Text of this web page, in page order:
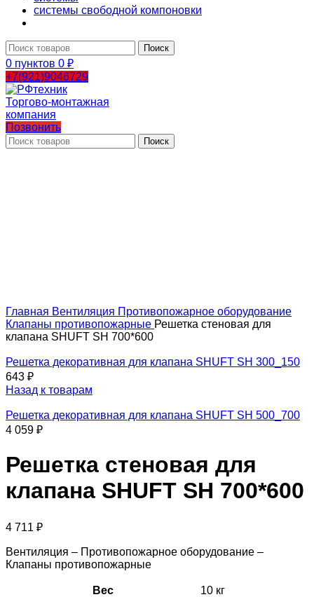
системы свободной компоновки
Поиск
0 пунктов 0 ₽
+7(921)9046729
Позвонить
Поиск
Главная Вентиляция Противопожарное оборудование
Клапаны противопожарные Решетка стеновая для
клапана SHUFT SH 700*600
Решетка декоративная для клапана SHUFT SH 300_150
643 ₽
Назад к товарам
Решетка декоративная для клапана SHUFT SH 500_700
4 059 ₽
Решетка стеновая для
клапана SHUFT SH 700*600
4 711 ₽
Вентиляция – Противопожарное оборудование –
Клапаны противопожарные
Вес 10 кг